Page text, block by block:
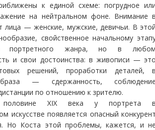
к единой схеме: погрудное
на нейтральном фоне. Внимание
лица — женские, мужские, девичьи. В
свойственное начальному
портретного жанра, но в
и свои достоинства: в живописи —
решений, проработки деталей,
— сдержанность,
по отношению к зрителю.
ХIХ века у портрета
искусстве появляется опасный
Но Коста этой проблемы, кажется, и